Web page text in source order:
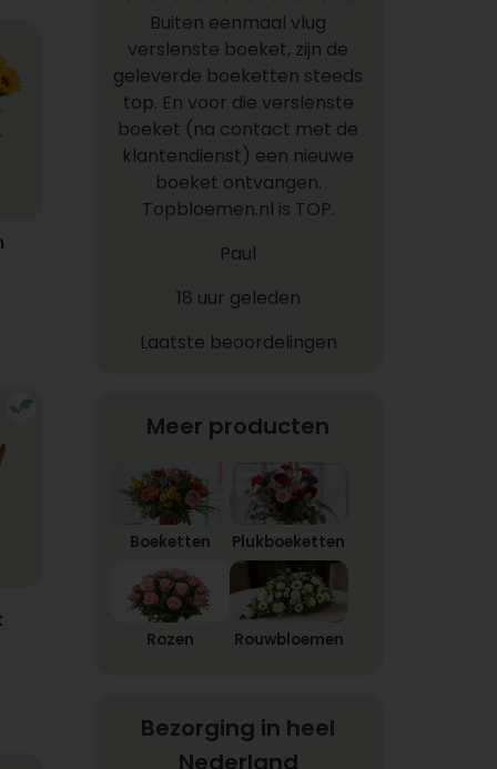
Buiten eenmaal vlug
verslenste boeket, zijn de
geleverde boeketten steeds
top. En voor die verslenste
boeket (na contact met de
klantendienst) een nieuwe
boeket ontvangen.
Topbloemen.nl is TOP.
Paul
18 uur geleden
Laatste beoordelingen
Meer producten
Boeketten Plukboeketten
Rozen Rouwbloemen
Bezorging in heel
Nederland